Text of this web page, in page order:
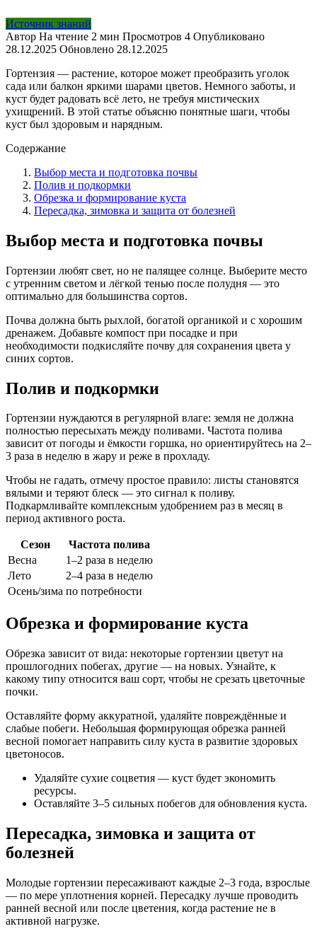
Источник знаний
Автор На чтение 2 мин Просмотров 4 Опубликовано
28.12.2025 Обновлено 28.12.2025
Гортензия — растение, которое может преобразить уголок
сада или балкон яркими шарами цветов. Немного заботы, и
куст будет радовать всё лето, не требуя мистических
ухищрений. В этой статье объясню понятные шаги, чтобы
куст был здоровым и нарядным.
Содержание
Выбор места и подготовка почвы
Полив и подкормки
Обрезка и формирование куста
Пересадка, зимовка и защита от болезней
Выбор места и подготовка почвы
Гортензии любят свет, но не палящее солнце. Выберите место
с утренним светом и лёгкой тенью после полудня — это
оптимально для большинства сортов.
Почва должна быть рыхлой, богатой органикой и с хорошим
дренажем. Добавьте компост при посадке и при
необходимости подкисляйте почву для сохранения цвета у
синих сортов.
Полив и подкормки
Гортензии нуждаются в регулярной влаге: земля не должна
полностью пересыхать между поливами. Частота полива
зависит от погоды и ёмкости горшка, но ориентируйтесь на 2–
3 раза в неделю в жару и реже в прохладу.
Чтобы не гадать, отмечу простое правило: листы становятся
вялыми и теряют блеск — это сигнал к поливу.
Подкармливайте комплексным удобрением раз в месяц в
период активного роста.
Сезон
Частота полива
Весна
1–2 раза в неделю
Лето
2–4 раза в неделю
Осень/зима по потребности
Обрезка и формирование куста
Обрезка зависит от вида: некоторые гортензии цветут на
прошлогодних побегах, другие — на новых. Узнайте, к
какому типу относится ваш сорт, чтобы не срезать цветочные
почки.
Оставляйте форму аккуратной, удаляйте повреждённые и
слабые побеги. Небольшая формирующая обрезка ранней
весной помогает направить силу куста в развитие здоровых
цветоносов.
Удаляйте сухие соцветия — куст будет экономить
ресурсы.
Оставляйте 3–5 сильных побегов для обновления куста.
Пересадка, зимовка и защита от
болезней
Молодые гортензии пересаживают каждые 2–3 года, взрослые
— по мере уплотнения корней. Пересадку лучше проводить
ранней весной или после цветения, когда растение не в
активной нагрузке.